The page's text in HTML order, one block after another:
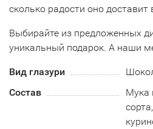
сколько радости оно
Выбирайте из предложенных
уникальный подарок. А наши
Вид глазури
Состав
Мука